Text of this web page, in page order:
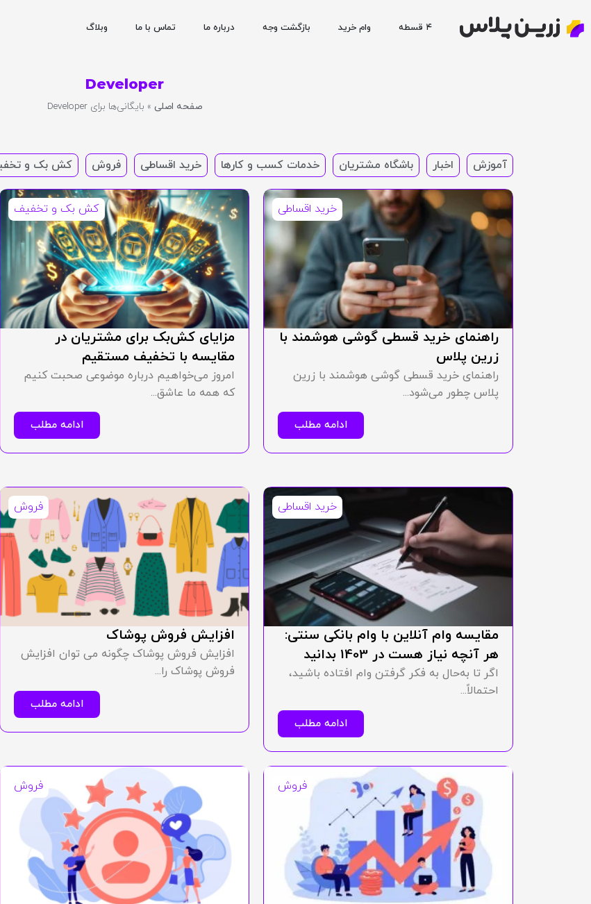
۴ قسطه وام خرید بازگشت وجه درباره ما تماس با ما وبلاگ
آموزش اخبار باشگاه مشتریان خدمات کسب و کارها خرید اقساطی فروش کش بک و
خرید اقساطی
راهنمای خرید قسطی گوشی هوشمند با
زرین پلاس
راهنمای خرید قسطی گوشی هوشمند با زرین
پلاس چطور می‌شود...
ادامه مطلب
کش بک و تخفیف
مزایای کش‌بک برای مشتریان در
مقایسه با تخفیف مستقیم
امروز می‌خواهیم درباره موضوعی صحبت کنیم
که همه ما عاشق...
ادامه مطلب
خرید اقساطی
مقایسه وام آنلاین با وام بانکی سنتی:
هر آنچه نیاز هست در 1403 بدانید
اگر تا به‌حال به فکر گرفتن وام افتاده باشید،
احتمالاً...
ادامه مطلب
فروش
افزایش فروش پوشاک
افزایش فروش پوشاک چگونه می توان افزایش
فروش پوشاک را...
ادامه مطلب
فروش فروش
Developer
صفحه اصلی » بایگانی‌ها برای Developer